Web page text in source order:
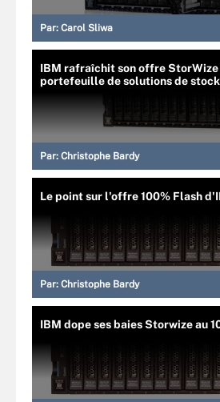
Par: Carol Sliwa
IBM rafraîchit son offre
portefeuille de solutions de
Par: Christophe Bardy
Le point sur l'offre 100% Flash
Par: Christophe Bardy
IBM dope ses baies Storwize au